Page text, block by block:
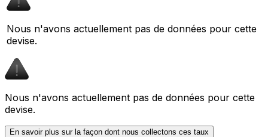
Nous n'avons actuellement pas de données pour cette
devise.
Nous n'avons actuellement pas de données pour cette
devise.
En savoir plus sur la façon dont nous collectons ces taux